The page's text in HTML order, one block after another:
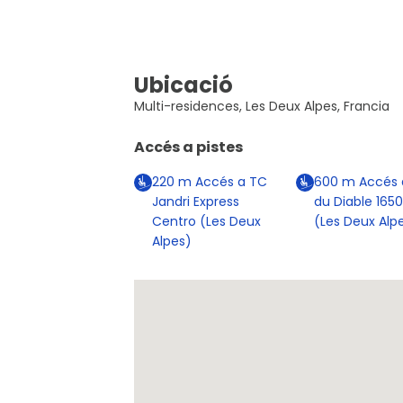
Ubicació
Multi-residences, Les Deux Alpes, Francia
Accés a pistes
220m Accés a TC
Jandri Express
Centro (Les Deux
Alpes)
600 m Accés
du Diable 1650
(Les Deux